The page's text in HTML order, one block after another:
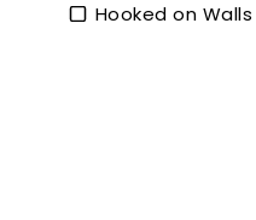
Hooked on Walls